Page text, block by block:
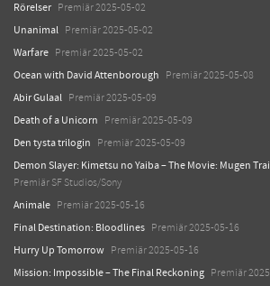
Rörelser Premiär 2025-05-02
Unanimal Premiär 2025-05-02
Warfare Premiär 2025-05-02
Ocean with David Attenborough Premiär 2025-05-08
Abir Gulaal Premiär 2025-05-09
Death of a Unicorn Premiär 2025-05-09
Den tysta trilogin Premiär 2025-05-09
Demon Slayer: Kimetsu no Yaiba – The Movie: Mugen
Premiär SF Studios/Sony
Animale Premiär 2025-05-16
Final Destination: Bloodlines Premiär 2025-05-16
Hurry Up Tomorrow Premiär 2025-05-16
Mission: Impossible – The Final Reckoning Premiär